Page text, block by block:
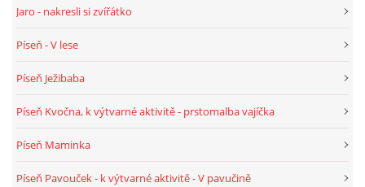
STOP ŠIKANĚ ANEB ŠIKANA BOLÍ
SADA EMOČNÍCH HER PRO DĚTI 3 - 4 ROKY
Jaro - nakresli si zvířátko
Píseň - V lese
Píseň Ježibaba
Píseň Kvočna, k výtvarné aktivitě - prstomalba vajíčka
Píseň Maminka
Píseň Pavouček - k výtvarné aktivitě - V pavučině